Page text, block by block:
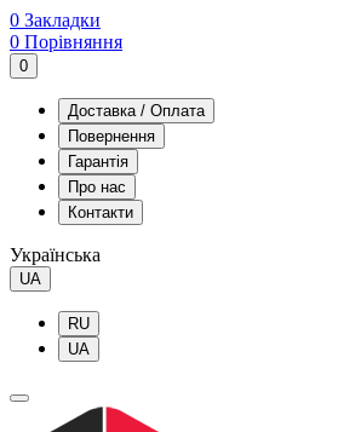
0 Закладки
0 Порівняння
0
Доставка / Оплата
Повернення
Гарантія
Про нас
Контакти
Українська
UA
RU
UA